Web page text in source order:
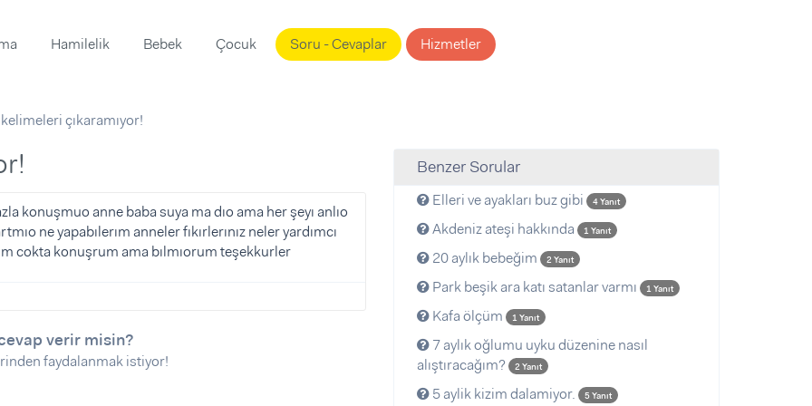
Hamilelik Bebek Çocuk Soru - Cevaplar Hizmetler
kelimeleri çıkaramıyor!
konuşmuo anne baba suya ma dıo ama her şeyı anlıo
ne yapabılerım anneler fıkırlerınız neler yardımcı
cokta konuşrum ama bılmıorum teşekkurler
verir misin?
faydalanmak istiyor!
Benzer Sorular
Elleri ve ayakları buz gibi 4 Yanıt
Akdeniz ateşi hakkında 1 Yanıt
20 aylık bebeğim 2 Yanıt
Park beşik ara katı satanlar varmı 1 Yanıt
Kafa ölçüm 1 Yanıt
7 aylık oğlumu uyku düzenine nasıl
alıştıracağım?
2 Yanıt
5 aylik kizim dalamiyor. 5 Yanıt